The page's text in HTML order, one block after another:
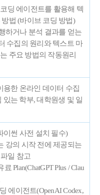
딩 에이전트를 활용해 텍
법 (바이브 코딩 방법)
하거나 분석 결과를 얻는
수집의 원리와 텍스트 마
주요 방법의 작동원리
용한 온라인 데이터 수집
있는 학부, 대학원생 및 일
이썬 사전 설치 필수)
강의 시작 전에 제공되는
일 참고
료 Plan(ChatGPT Plus / Clau
에이전트(OpenAI Codex,